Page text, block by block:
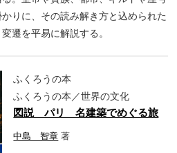
りに、その読み解き方と込められた
遷を平易に解説する。
ふくろうの本
ふくろうの本／世界の文化
図説 パリ 名建築でめぐる旅
中島 智章 著